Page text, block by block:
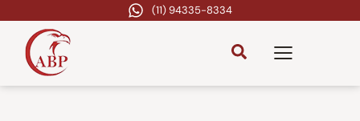
(11) 94335-8334